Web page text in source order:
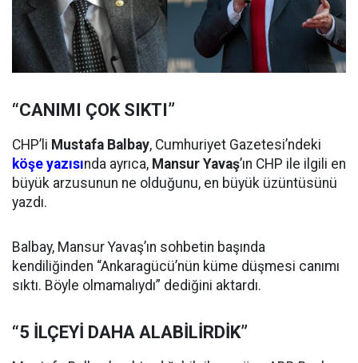
“CANIMI ÇOK SIKTI”
CHP’li Mustafa Balbay, Cumhuriyet Gazetesi’ndeki
köşe yazısında ayrıca, Mansur Yavaş’ın CHP ile ilgili en
büyük arzusunun ne olduğunu, en büyük üzüntüsünü
yazdı.
Balbay, Mansur Yavaş’ın sohbetin başında
kendiliğinden “Ankaragücü’nün küme düşmesi canımı
sıktı. Böyle olmamalıydı” dediğini aktardı.
“5 İLÇEYİ DAHA ALABİLİRDİK”